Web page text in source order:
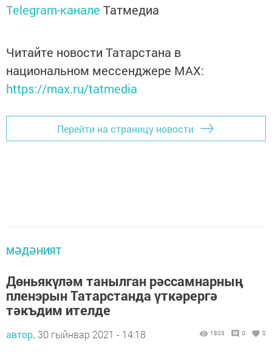
Telegram-канале Татмедиа
Читайте новости Татарстана в
национальном мессенджере MАХ:
https://max.ru/tatmedia
Перейти на страницу новости
МӘДӘНИЯТ
Дөньякүләм танылган рәссамнарның
пленэрын Татарстанда үткәрергә
тәкъдим ителде
автор, 30 гыйнвар 2021 - 14:18 1803 0 0